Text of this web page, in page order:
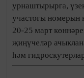
урнаштырырга,
участогы номерын
20-25 март
җиңүчеләр
һәм